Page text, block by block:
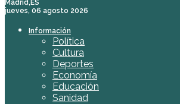
Madrid,ES
jueves, 06 agosto 2026
Información
Política
Cultura
Deportes
Economía
Educación
Sanidad